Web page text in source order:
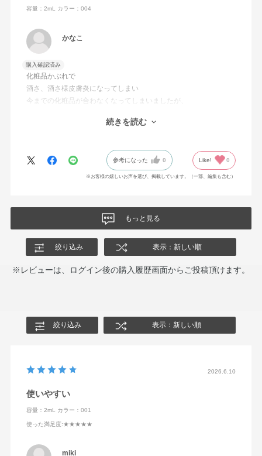
容量：2mL カラー：004
かなこ
購入確認済み
化粧品かぶれで
酒さ、酒さ様皮膚炎になってしまい
今までの化粧品が合わなくなってしまいましたが、
続きを読む
参考になった 0 Like! 0
※お客様の嬉しいお声を選び、掲載しています。（一部、編集も含む）
もっと見る
絞り込み 表示：新しい順
※レビューは、ログイン後の購入履歴画面からご投稿頂けます。
絞り込み 表示：新しい順
2026.6.10
使いやすい
容量：2mL カラー：001
使った満足度:★★★★★
miki